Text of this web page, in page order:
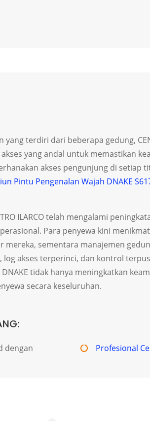
terdiri dari beberapa gedung,
yang andal untuk memastikan
akses pengunjung di setiap
Pintu Pengenalan Wajah DNAKE
ILARCO telah mengalami
Para penyewa kini
mereka, sementara manajemen
log akses terperinci, dan kontrol
tidak hanya meningkatkan
secara keseluruhan.
dengan
Profesional